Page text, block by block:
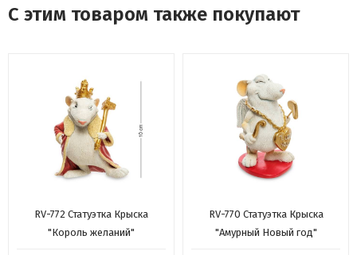
С этим товаром также покупают
RV-772 Статуэтка Крыска
"Король желаний"
RV-770 Статуэтка Крыска
"Амурный Новый год"